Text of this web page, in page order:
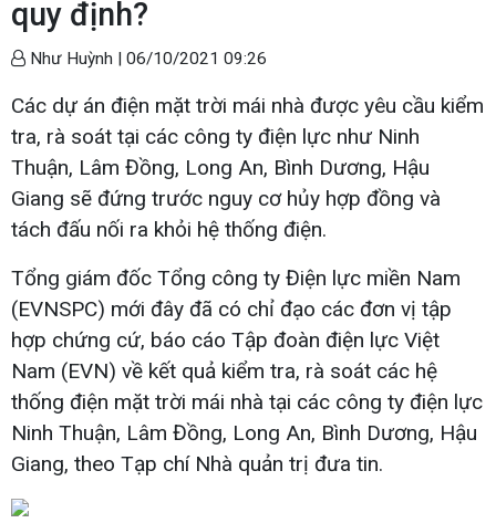
quy định?
Như Huỳnh | 06/10/2021 09:26
Các dự án điện mặt trời mái nhà được yêu cầu kiểm
tra, rà soát tại các công ty điện lực như Ninh
Thuận, Lâm Đồng, Long An, Bình Dương, Hậu
Giang sẽ đứng trước nguy cơ hủy hợp đồng và
tách đấu nối ra khỏi hệ thống điện.
Tổng giám đốc Tổng công ty Điện lực miền Nam
(EVNSPC) mới đây đã có chỉ đạo các đơn vị tập
hợp chứng cứ, báo cáo Tập đoàn điện lực Việt
Nam (EVN) về kết quả kiểm tra, rà soát các hệ
thống điện mặt trời mái nhà tại các công ty điện lực
Ninh Thuận, Lâm Đồng, Long An, Bình Dương, Hậu
Giang, theo Tạp chí Nhà quản trị đưa tin.